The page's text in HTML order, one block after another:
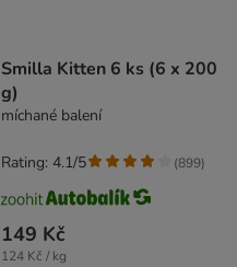
Smilla Kitten 6 ks (6 x 200
g)
míchané balení
149 Kč
124 Kč / kg
Rating: 4.1/5 (899)